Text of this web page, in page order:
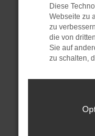
sind.
Veraltete
führen,
Wende
Wenn du
versuchen,
Diese
Webseite zu
zu
die von
Sie auf
zu schalten,